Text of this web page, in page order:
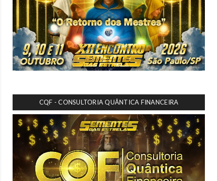
CQF - CONSULTORIA QUÂNTICA FINANCEIRA